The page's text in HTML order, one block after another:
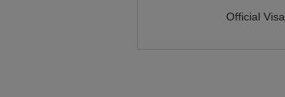
Official Visa